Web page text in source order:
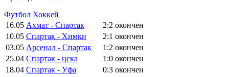
Футбол Хоккей
16.05 Ахмат - Спартак 2:2 окончен
10.05 Спартак - Химки 2:1 окончен
03.05 Арсенал - Спартак 1:2 окончен
25.04 Спартак - цска 1:0 окончен
18.04 Спартак - Уфа 0:3 окончен